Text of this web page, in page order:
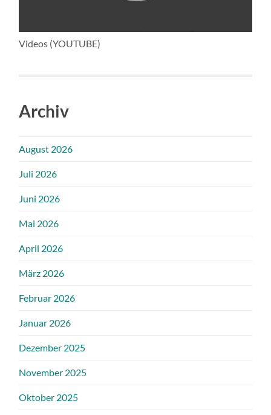
Videos (YOUTUBE)
Archiv
August 2026
Juli 2026
Juni 2026
Mai 2026
April 2026
März 2026
Februar 2026
Januar 2026
Dezember 2025
November 2025
Oktober 2025